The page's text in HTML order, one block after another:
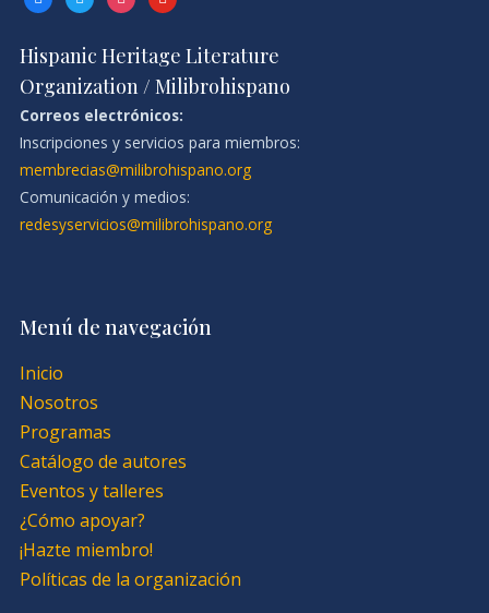
Hispanic Heritage Literature
Organization / Milibrohispano
Correos electrónicos:
Inscripciones y servicios para miembros:
membrecias@milibrohispano.org
Comunicación y medios:
redesyservicios@milibrohispano.org
Menú de navegación
Inicio
Nosotros
Programas
Catálogo de autores
Eventos y talleres
¿Cómo apoyar?
¡Hazte miembro!
Políticas de la organización